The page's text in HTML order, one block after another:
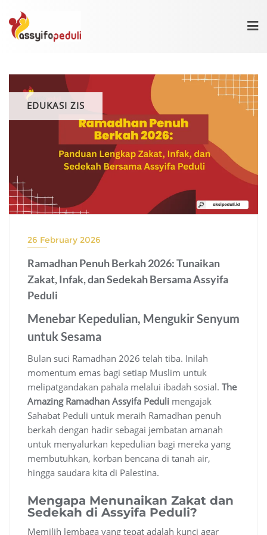
content
EDUKASI ZIS
26 February 2026
Ramadhan Penuh Berkah 2026: Tunaikan
Zakat, Infak, dan Sedekah Bersama Assyifa
Peduli
Menebar Kepedulian, Mengukir Senyum
untuk Sesama
Bulan suci Ramadhan 2026 telah tiba. Inilah
momentum emas bagi setiap Muslim untuk
melipatgandakan pahala melalui ibadah sosial. The
Amazing Ramadhan Assyifa Peduli mengajak
Sahabat Peduli untuk meraih Ramadhan penuh
berkah dengan hadir sebagai jembatan amanah
untuk menyalurkan kepedulian bagi mereka yang
membutuhkan, korban bencana di tanah air,
hingga saudara kita di Palestina.
Mengapa Menunaikan Zakat dan
Sedekah di Assyifa Peduli?
Memilih lembaga yang tepat adalah kunci agar